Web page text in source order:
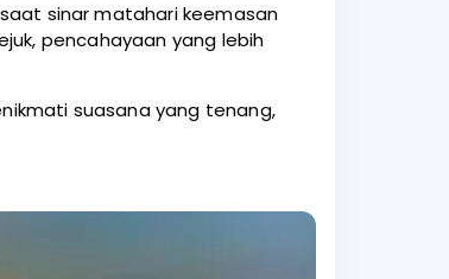
sinar matahari keemasan
pencahayaan yang lebih
suasana yang tenang,